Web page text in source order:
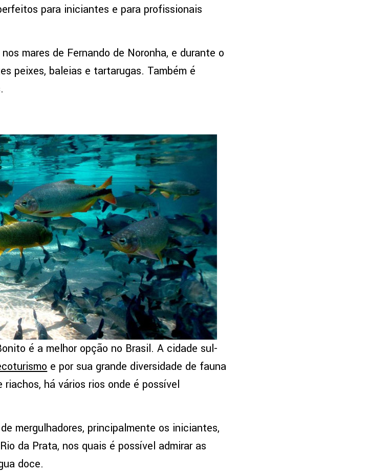
para iniciantes e para profissionais
mares de Fernando de Noronha, e durante o
peixes, baleias e tartarugas. Também é
é a melhor opção no Brasil. A cidade sul-
e por sua grande diversidade de fauna
há vários rios onde é possível
mergulhadores, principalmente os iniciantes,
da Prata, nos quais é possível admirar as
doce.